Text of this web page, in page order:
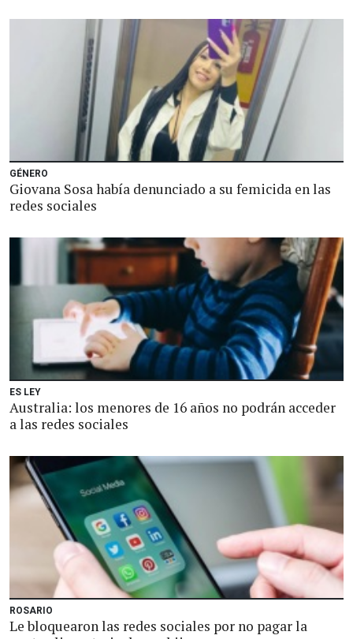
GÉNERO
Giovana Sosa había denunciado a su femicida en las
redes sociales
ES LEY
Australia: los menores de 16 años no podrán acceder
a las redes sociales
ROSARIO
Le bloquearon las redes sociales por no pagar la